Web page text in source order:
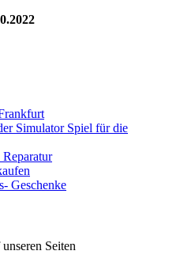
Simulator Spiel für die
Geschenke
Seiten